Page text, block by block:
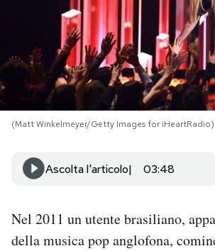
PODCAST
NEWSLETTER
I MIEI PREFERITI
AREA PERSONALE
(Matt Winkelmeyer/Getty Images for iHeartRadio)
Ascolta l'articolo 03:48
Nel 2011 un utente brasiliano,
della musica pop anglofona,